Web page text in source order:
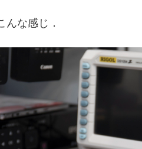
んな感じ．